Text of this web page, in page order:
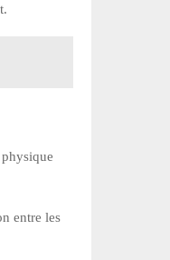
entre les